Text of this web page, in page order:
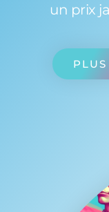
un prix